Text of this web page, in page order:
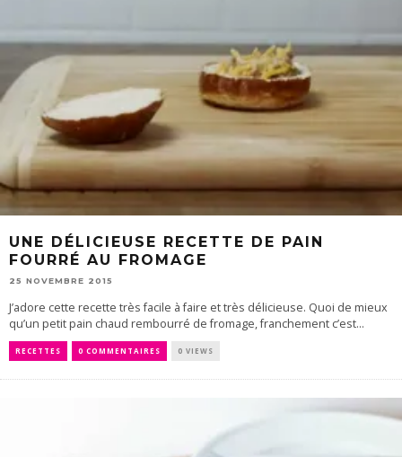
UNE DÉLICIEUSE RECETTE DE PAIN
FOURRÉ AU FROMAGE
25 NOVEMBRE 2015
J’adore cette recette très facile à faire et très délicieuse. Quoi de mieux
qu’un petit pain chaud rembourré de fromage, franchement c’est...
RECETTES 0 COMMENTAIRES 0 VIEWS